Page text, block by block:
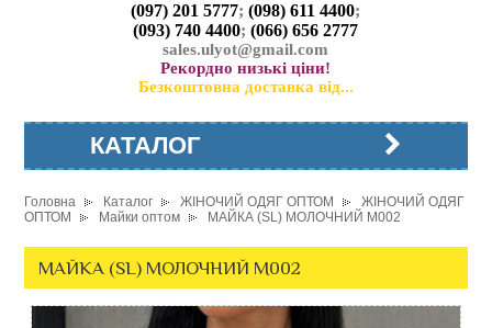
(097) 201 5777;(098) 611 4400;
(093) 740 4400;(066) 656 2777
sales.ulyot@gmail.com
Рекордно низькі ціни!
Безкоштовна доставка від...
КАТАЛОГ
Головна Каталог ЖІНОЧИЙ ОДЯГ ОПТОМ
ЖІНОЧИЙ ОДЯГ
ОПТОМ
Майки оптом МАЙКА (SL) МОЛОЧНИЙ M002
МАЙКА (SL) МОЛОЧНИЙ M002